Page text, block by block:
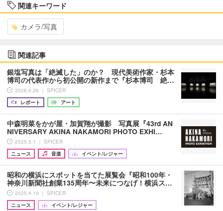
関連キーワード
カメラ/写真
関連記事
銀塩写真は「絶滅した」のか？ 現代美術作家・杉本
博司の代表作から初公開の新作まで『杉本博司 絶…
2026.6.26 ｜ SPICER
レポート
アート
中森明菜をかが屋・加賀翔が撮影 写真展『43rd AN
NIVERSARY AKINA NAKAMORI PHOTO EXHI…
2025.5.1 ｜ SPICER
ニュース
音楽 イベント/レジャー
昭和の横浜にスポットを当てた展覧会『昭和100年・
神奈川新聞社創業135周年〜未来につなげ！横浜ス…
2025.4.10 ｜ SPICER
ニュース
イベント/レジャー